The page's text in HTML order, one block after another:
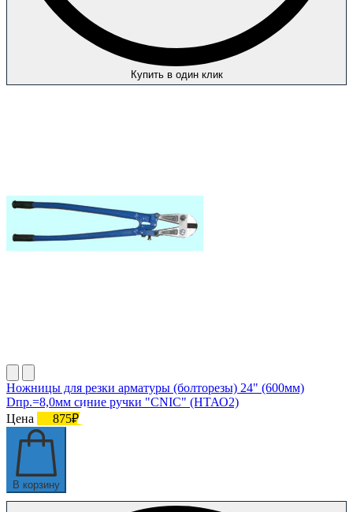
Купить в один клик
Ножницы для резки арматуры (болторезы) 24" (600мм)
Dпр.=8,0мм синие ручки "CNIC" (НТАО2)
Цена
875₽
В корзину